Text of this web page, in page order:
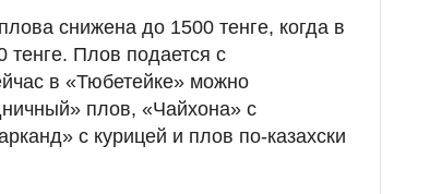
снижена до 1500 тенге, когда в
тенге. Плов подается с
в «Тюбетейке» можно
плов, «Чайхона» с
с курицей и плов по-казахски